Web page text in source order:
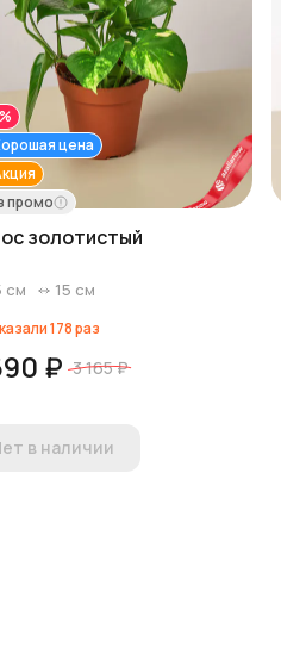
цена
промо
золотистый
см 15 см
178раз
₽ 3 165 ₽
в наличии